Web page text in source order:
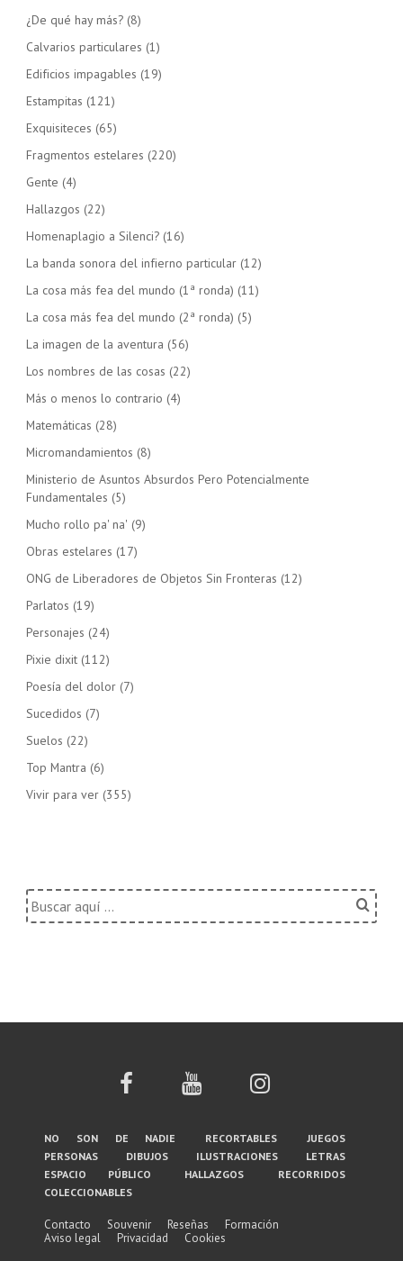
¿De qué hay más? (8)
Calvarios particulares (1)
Edificios impagables (19)
Estampitas (121)
Exquisiteces (65)
Fragmentos estelares (220)
Gente (4)
Hallazgos (22)
Homenaplagio a Silenci? (16)
La banda sonora del infierno particular (12)
La cosa más fea del mundo (1ª ronda) (11)
La cosa más fea del mundo (2ª ronda) (5)
La imagen de la aventura (56)
Los nombres de las cosas (22)
Más o menos lo contrario (4)
Matemáticas (28)
Micromandamientos (8)
Ministerio de Asuntos Absurdos Pero Potencialmente
Fundamentales (5)
Mucho rollo pa' na' (9)
Obras estelares (17)
ONG de Liberadores de Objetos Sin Fronteras (12)
Parlatos (19)
Personajes (24)
Pixie dixit (112)
Poesía del dolor (7)
Sucedidos (7)
Suelos (22)
Top Mantra (6)
Vivir para ver (355)
Buscar
por:
Menú
del
pie
de
no son de nadie recortables
juegos
personas
dibujos ilustraciones
letras
espacio público
hallazgos
recorridos
coleccionables
Contacto Souvenir Reseñas
Formación
Aviso legal
Privacidad Cookies